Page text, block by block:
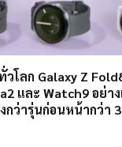
วโลก Galaxy Z
และ Watch9 อย่า
กว่ารุ่นก่อนหน้ากว่า